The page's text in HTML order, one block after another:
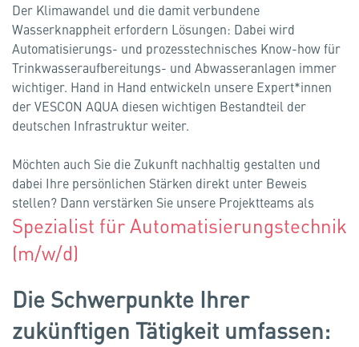
Der Klimawandel und die damit verbundene
Wasserknappheit erfordern Lösungen: Dabei wird
Automatisierungs- und prozesstechnisches Know-how für
Trinkwasseraufbereitungs- und Abwasseranlagen immer
wichtiger. Hand in Hand entwickeln unsere Expert*innen
der VESCON AQUA diesen wichtigen Bestandteil der
deutschen Infrastruktur weiter.
Möchten auch Sie die Zukunft nachhaltig gestalten und
dabei Ihre persönlichen Stärken direkt unter Beweis
stellen? Dann verstärken Sie unsere Projektteams als
Spezialist für Automatisierungstechnik
(m/w/d)
Die Schwerpunkte Ihrer
zukünftigen Tätigkeit umfassen: